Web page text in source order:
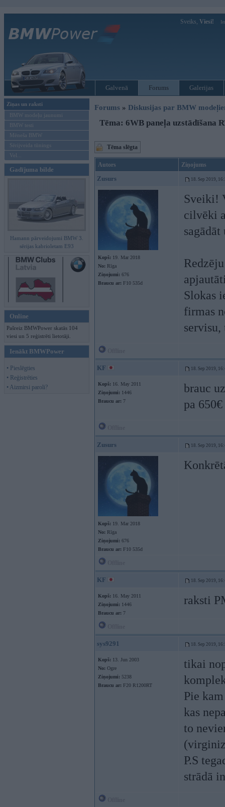
Sveiks, Viesi!
Galvenā Forums Galerijas
Ziņas un raksti
BMW modeļu jaunumi
BMW testi
Mēneša BMW
Sērijveida tūnings
Vel...
Gadījuma bilde
Hamann pārveidojumi BMW 3.
sērijas kabrioletam E93
Online
Pašreiz BMWPower skatās 104
viesi un 5 reģistrēti lietotāji.
Ienākt BMWPower
• Pieslēgties
• Reģistrēties
• Aizmirsi paroli?
Forums » Diskusijas par BMW
Tēma: 6WB paneļa uzstādīšana
Tēma slēgta
Autors Ziņojums
Zusurs 18. Sep 2019,
Kopš: 19. Mar 2018
No: Rīga
Ziņojumi: 676
Braucu ar: F10 535d
Sveiki!
cilvēki
Slokas
firmas
KF 18. Sep 2019,
Kopš: 16. May 2011
Ziņojumi: 1446
Braucu ar: 7
brauc
pa 650€
Zusurs 18. Sep 2019,
Kopš: 19. Mar 2018
No: Rīga
Ziņojumi: 676
Braucu ar: F10 535d
KF 18. Sep 2019,
Kopš: 16. May 2011
Ziņojumi: 1446
Braucu ar: 7
raksti
sys9291 18. Sep 2019,
Kopš: 13. Jun 2003
No: Ogre
Ziņojumi: 5238
Braucu ar: F20 R1200RT
tikai
Pie
kas
to
P.S
strādā